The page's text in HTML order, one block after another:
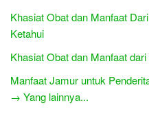
Khasiat Obat dan Manfaat
Ketahui
Khasiat Obat dan Manfaat
Manfaat Jamur untuk
→ Yang lainnya...